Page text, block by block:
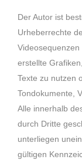
Der Autor ist
Urheberrechte
erstellte
Texte zu nutzen
Tondokumente,
Alle innerhalb
durch Dritte
unterliegen
gültigen